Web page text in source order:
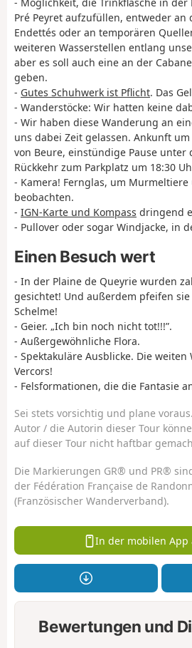
Pré Peyret aufzufüllen, entweder an
Endettés oder an temporären
weiteren Wasserstellen entlang
aber es soll auch eine an der
geben.
- Gutes Schuhwerk ist Pflicht. Das
- Wanderstöcke: Wir hatten keine
- Wir haben diese Wanderung an
uns dabei Zeit gelassen. Ankunft
von Beure, einstündige Pause unter
Rückkehr zum Parkplatz um 18:30
- Kamera! Fernglas, um Murmeltiere
beobachten.
- IGN-Karte und Kompass dringend
- Pullover oder sogar Windjacke, in
Einen Besuch wert
- In der Plaine de Queyrie wurden
gesichtet! Und außerdem pfeifen
Schelme!
- Geier. „Ich bin noch nicht tot!!!”.
- Außergewöhnliche Flora.
- Spektakuläre Ausblicke. Die
Vercors!
- Felsformationen, die die Fantasie
Sei stets vorsichtig und plane
Autor / die Autorin dieser Tour
auf dieser Tour nicht haftbar
Die Markierungen GR® und PR®
der Fédération Française de
(Französischer Wanderverband).
In der mobilen App
Bewertungen und